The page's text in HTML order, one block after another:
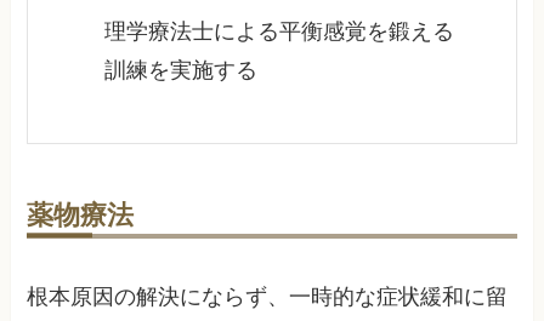
理学療法士による平衡感覚を鍛える
訓練を実施する
薬物療法
根本原因の解決にならず、一時的な症状緩和に留